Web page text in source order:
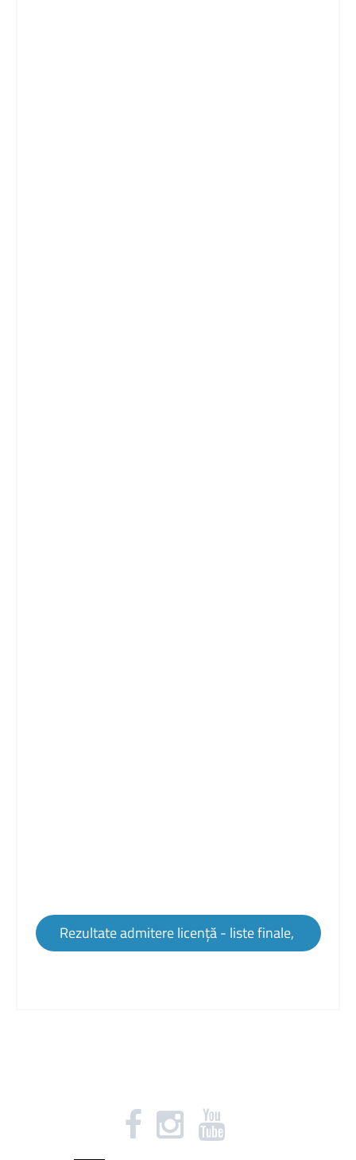
Rezultate admitere licență - liste finale,